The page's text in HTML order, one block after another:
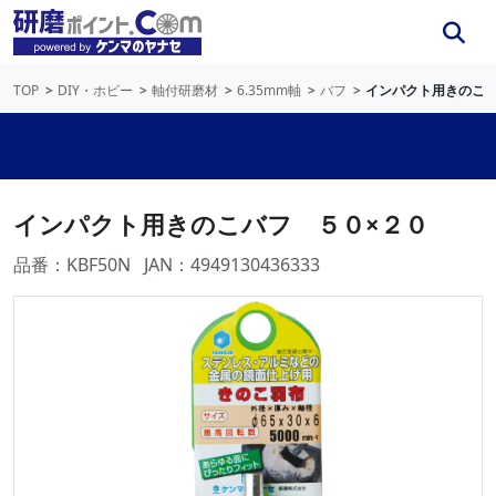
TOP DIY・ホビー 軸付研磨材 6.35mm軸 バフ インパクト用きの
インパクト用きのこバフ ５０×２０
品番：KBF50N JAN：4949130436333